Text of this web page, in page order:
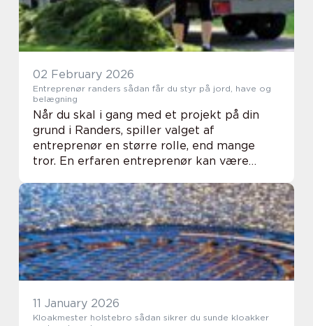
02 February 2026
Entreprenør randers sådan får du styr på jord, have og
belægning
Når du skal i gang med et projekt på din
grund i Randers, spiller valget af
entreprenør en større rolle, end mange
tror. En erfaren entreprenør kan være
og en løsning, der giver problemer efter få
sæsone...
11 January 2026
Kloakmester holstebro sådan sikrer du sunde kloakker